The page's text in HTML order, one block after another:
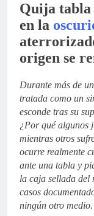
Quija tabla
en la
origen se
Durante más de
tratada como un
esconde tras su
¿Por qué algunos
mientras otros
ocurre realmente
ante una tabla y
la caja sellada del
casos
ningún otro medio.